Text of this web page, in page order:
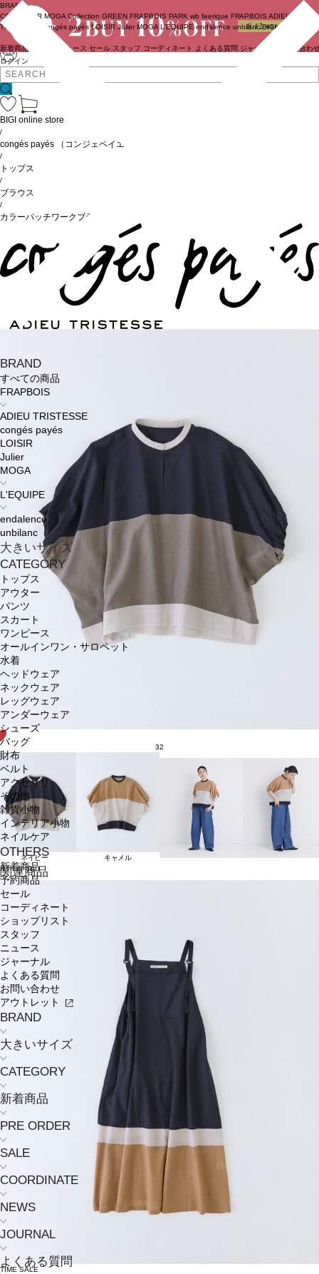
ログイン
BRAND
COUTURIER MOGA Collection GREEN FRAPBOIS PARK wb feerique FRAPBOIS ADIEU
TRISTESSE
congés payés LOISIR Julier MOGA L'EQUIPE endalence unbilanc BIGI online store
新着商品 ニュース セール スタッフ コーディネート よくある質問 ジャーナル お問い合わ
BRAND
すべての商品
FRAPBOIS
ADIEU TRISTESSE
congés payés
LOISIR
Julier
MOGA
L'EQUIPE
endalence
unbilanc
大きいサイズ
CATEGORY
トップス
アウター
パンツ
スカート
ワンピース
オールインワン・サロペット
水着
ヘッドウェア
ネックウェア
レッグウェア
アンダーウェア
シューズ
バッグ
財布
ベルト
アクセサリ
その他
雑貨小物
インテリア小物
ネイルケア
OTHERS
新着商品
予約商品
セール
コーディネート
ショップリスト
スタッフ
ニュース
ジャーナル
よくある質問
お問い合わせ
アウトレット
BRAND
大きいサイズ
CATEGORY
新着商品
PRE ORDER
SALE
COORDINATE
NEWS
JOURNAL
よくある質問
BIGI online store
/
congés payés （コンジェペイエ）
/
トップス
/
ブラウス
/
カラーパッチワークブラウス
32
ネイビー キャメル
関連商品
TIME SALE